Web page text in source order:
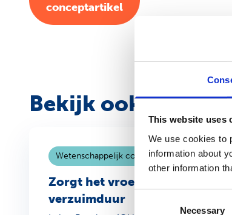
This website uses
We use cookies to
information about
other information
Necessary
conceptartikel
Bekijk ook
Zorgt het vroegtijdig inzetten
verzuimduur
Wetenschappelijk conceptartikel 5